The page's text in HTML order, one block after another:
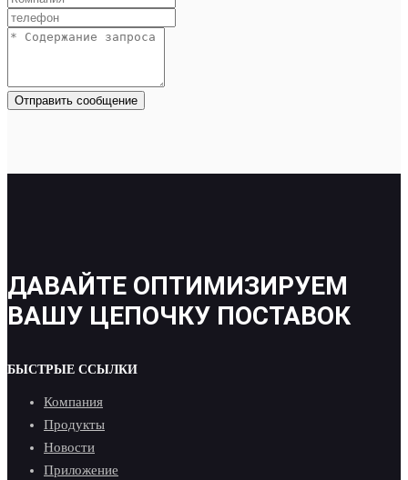
Отправить сообщение
ДАВАЙТЕ ОПТИМИЗИРУЕМ
ВАШУ ЦЕПОЧКУ ПОСТАВОК
БЫСТРЫЕ ССЫЛКИ
Компания
Продукты
Новости
Приложение